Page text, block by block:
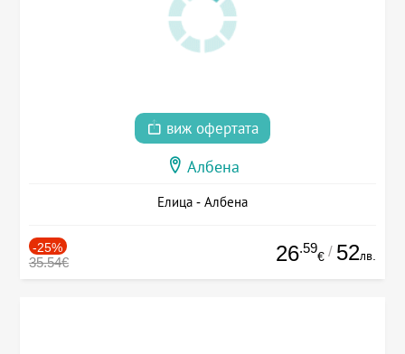
виж офертата
Албена
Елица - Албена
-25%
35.54€ 26.59
€ / 52лв.